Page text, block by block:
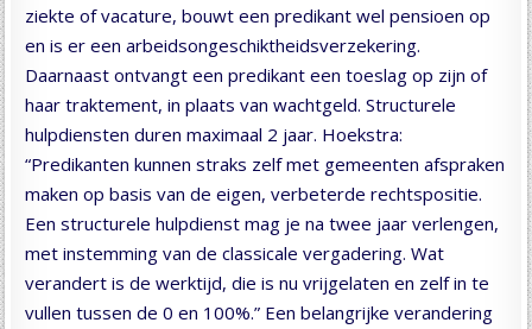
ziekte of vacature, bouwt een predikant wel pensioen op
en is er een arbeidsongeschiktheidsverzekering.
Daarnaast ontvangt een predikant een toeslag op zijn of
haar traktement, in plaats van wachtgeld. Structurele
hulpdiensten duren maximaal 2 jaar. Hoekstra:
“Predikanten kunnen straks zelf met gemeenten afspraken
maken op basis van de eigen, verbeterde rechtspositie.
Een structurele hulpdienst mag je na twee jaar verlengen,
met instemming van de classicale vergadering. Wat
verandert is de werktijd, die is nu vrijgelaten en zelf in te
vullen tussen de 0 en 100%.” Een belangrijke verandering